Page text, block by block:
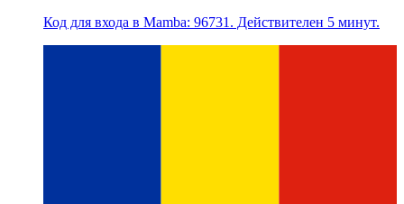
Код для входа в Mamba: 96731. Действителен 5 минут.